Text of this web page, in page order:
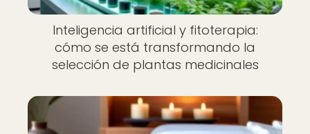
Inteligencia artificial y fitoterapia:
cómo se está transformando la
selección de plantas medicinales